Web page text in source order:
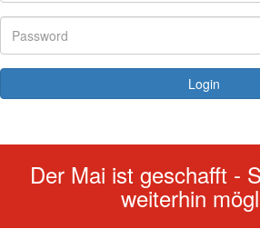
Login
Der Mai ist geschafft -
weiterhin